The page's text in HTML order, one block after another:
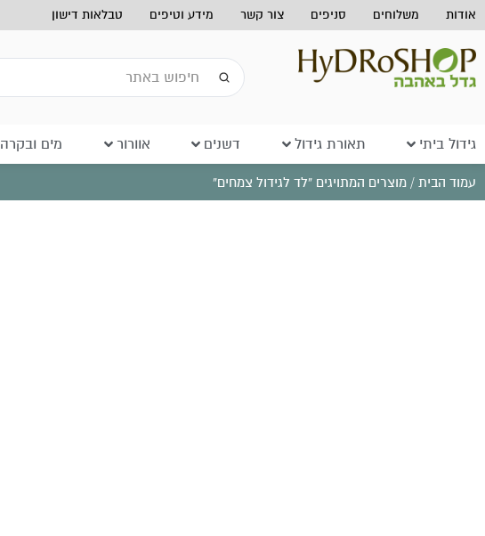
אודות משלוחים סניפים צור קשר מידע וטיפים טבלאות דישון
גידול ביתי תאורת גידול דשנים אוורור מים ובקרה
עמוד הבית / מוצרים המתויגים “לד לגידול צמחים”